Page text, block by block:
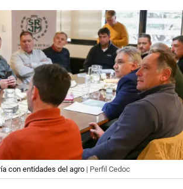
con entidades del agro | Perfil Cedoc